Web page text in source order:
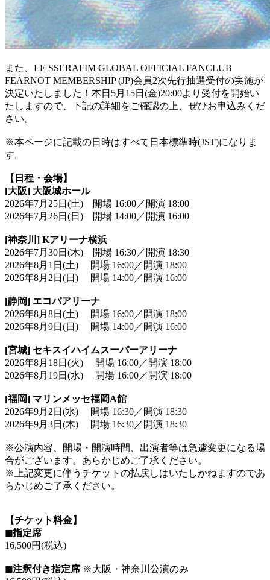
また、LE SSERAFIM GLOBAL OFFICIAL FANCLUB
FEARNOT MEMBERSHIP (JP)会員2次先行抽選受付の実施が
決定いたしました！本日5月15日(金)20:00より受付を開始い
たしますので、下記の詳細をご確認の上、ぜひお申込みくだ
さい。
※本ページに記載の日時はすべて日本標準時(JST)になりま
す。
【日程・会場】
[大阪] 大阪城ホール
2026年7月25日(土) 開場 16:00／開演 18:00
2026年7月26日(日) 開場 14:00／開演 16:00
[神奈川] Kアリーナ横浜
2026年7月30日(木) 開場 16:30／開演 18:30
2026年8月1日(土) 開場 16:00／開演 18:00
2026年8月2日(日) 開場 14:00／開演 16:00
[静岡] エコパアリーナ
2026年8月8日(土) 開場 16:00／開演 18:00
2026年8月9日(日) 開場 14:00／開演 16:00
[宮城] セキスイハイムスーパーアリーナ
2026年8月18日(火) 開場 16:00／開演 18:00
2026年8月19日(水) 開場 16:00／開演 18:00
[福岡] マリンメッセ福岡A館
2026年9月2日(水) 開場 16:30／開演 18:30
2026年9月3日(木) 開場 16:30／開演 18:30
※公演内容、開場・開演時間、出演者等は急遽変更になる場
合がございます。あらかじめご了承ください。
※上記変更に伴うチケットの払戻しはいたしかねますのであ
らかじめご了承ください。
【チケット料金】
◼︎指定席
16,500円(税込)
◼︎注釈付き指定席 ※大阪・神奈川公演のみ